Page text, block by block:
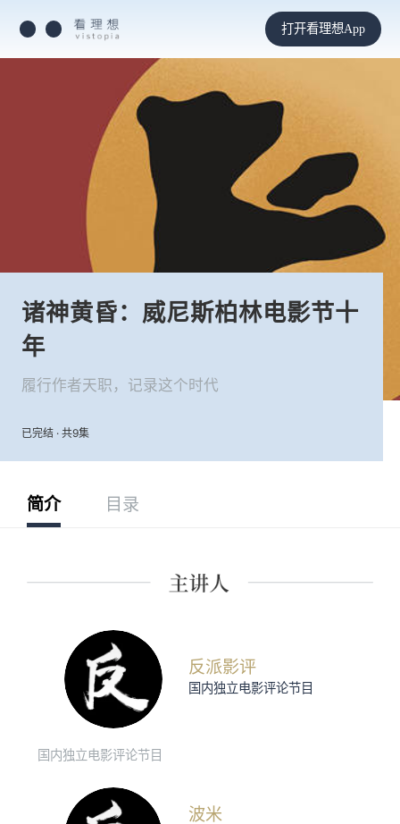
打开看理想App
诸神黄昏：威尼斯柏林电影节十
年
履行作者天职，记录这个时代
已完结 · 共9集
简介 目录
反派影评
国内独立电影评论节目
国内独立电影评论节目
波米